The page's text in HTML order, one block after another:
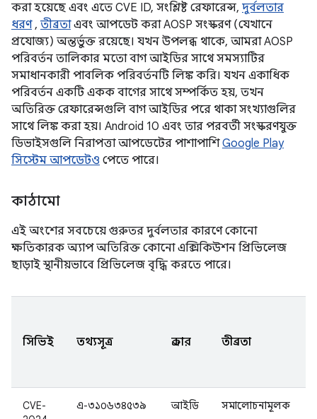
করা হয়েছে এবং এতে CVE ID, সংশ্লিষ্ট রেফারেন্স, দুর্বলতার
ধরণ, তীব্রতাএবং আপডেট করা AOSP সংস্করণ (যেখানে
প্রযোজ্য) অন্তর্ভুক্ত রয়েছে। যখন উপলব্ধ থাকে, আমরা AOSP
পরিবর্তন তালিকার মতো বাগ আইডির সাথে সমস্যাটির
সমাধানকারী পাবলিক পরিবর্তনটি লিঙ্ক করি। যখন একাধিক
পরিবর্তন একটি একক বাগের সাথে সম্পর্কিত হয়, তখন
অতিরিক্ত রেফারেন্সগুলি বাগ আইডির পরে থাকা সংখ্যাগুলির
সাথে লিঙ্ক করা হয়। Android 10 এবং তার পরবর্তী সংস্করণযুক্ত
ডিভাইসগুলি নিরাপত্তা আপডেটের পাশাপাশিGoogle Play
সিস্টেম আপডেটও পেতে পারে।
কাঠামো
এই অংশের সবচেয়ে গুরুতর দুর্বলতার কারণে কোনো
ক্ষতিকারক অ্যাপ অতিরিক্ত কোনো এক্সিকিউশন প্রিভিলেজ
ছাড়াই স্থানীয়ভাবে প্রিভিলেজ বৃদ্ধি করতে পারে।
সিভিই তথ্যসূত্র প্রকার তীব্রতা
CVE-
এ-৩১০৬৩৪৫৩৯ আইডি সমালোচনামূলক